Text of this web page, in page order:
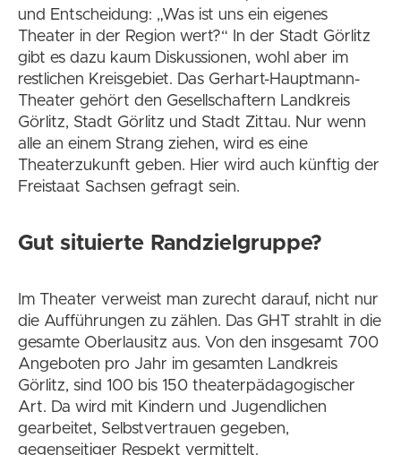
und Entscheidung: „Was ist uns ein eigenes
Theater in der Region wert?“ In der Stadt Görlitz
gibt es dazu kaum Diskussionen, wohl aber im
restlichen Kreisgebiet. Das Gerhart-Hauptmann-
Theater gehört den Gesellschaftern Landkreis
Görlitz, Stadt Görlitz und Stadt Zittau. Nur wenn
alle an einem Strang ziehen, wird es eine
Theaterzukunft geben. Hier wird auch künftig der
Freistaat Sachsen gefragt sein.
Gut situierte Randzielgruppe?
Im Theater verweist man zurecht darauf, nicht nur
die Aufführungen zu zählen. Das GHT strahlt in die
gesamte Oberlausitz aus. Von den insgesamt 700
Angeboten pro Jahr im gesamten Landkreis
Görlitz, sind 100 bis 150 theaterpädagogischer
Art. Da wird mit Kindern und Jugendlichen
gearbeitet, Selbstvertrauen gegeben,
gegenseitiger Respekt vermittelt.